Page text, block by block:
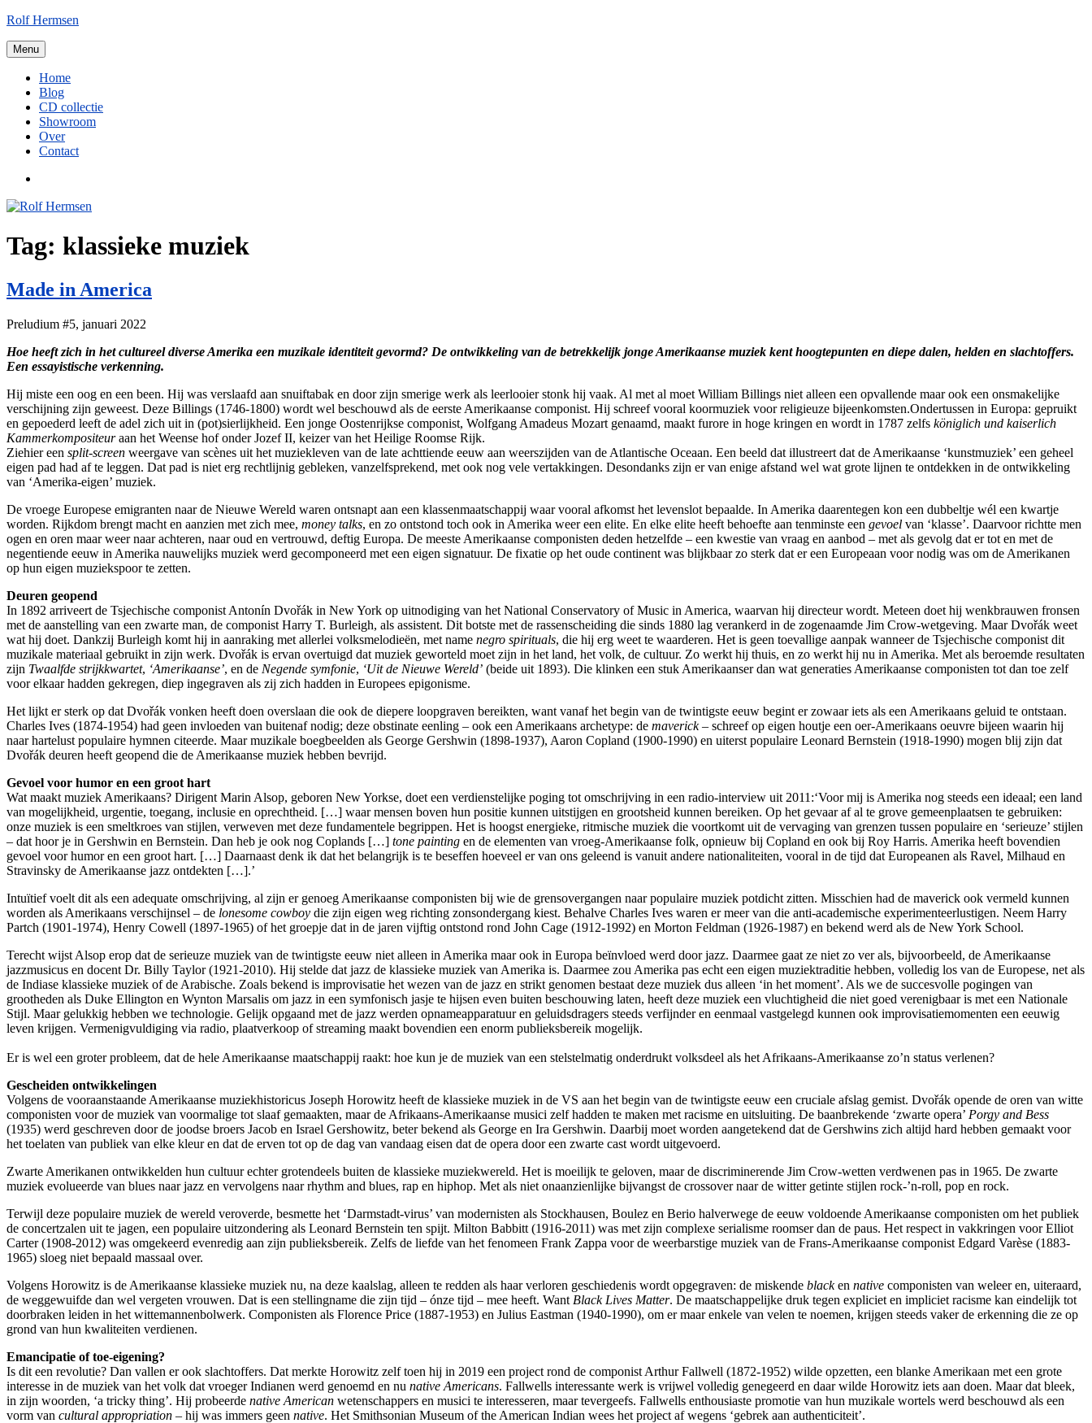
Ga
de
Rolf Hermsen
Menu
Home
Blog
CD collectie
Showroom
Over
Contact
Tag: klassieke muziek
Made in America
Preludium #5, januari 2022
Hoe heeft zich in het cultureel diverse Amerika een muzikale identiteit gevormd? De ontwikkeling van de betrekkelijk jonge Amerikaanse muziek kent hoogtepunten en diepe dalen, helden en slachtoffers.
Een essayistische verkenning.
Hij miste een oog en een been. Hij was verslaafd aan snuiftabak en door zijn smerige werk als leerlooier stonk hij vaak. Al met al moet William Billings niet alleen een opvallende maar ook een onsmakelijke
verschijning zijn geweest. Deze Billings (1746-1800) wordt wel beschouwd als de eerste Amerikaanse componist. Hij schreef vooral koormuziek voor religieuze bijeenkomsten.Ondertussen in Europa: gepruikt
en gepoederd leeft de adel zich uit in (pot)sierlijkheid. Een jonge Oostenrijkse componist, Wolfgang Amadeus Mozart genaamd, maakt furore in hoge kringen en wordt in 1787 zelfs königlich und kaiserlich
Kammerkompositeuraan het Weense hof onder Jozef II, keizer van het Heilige Roomse Rijk.
Ziehier een split-screen weergave van scènes uit het muziekleven van de late achttiende eeuw aan weerszijden van de Atlantische Oceaan. Een beeld dat illustreert dat de Amerikaanse ‘kunstmuziek’ een geheel
eigen pad had af te leggen. Dat pad is niet erg rechtlijnig gebleken, vanzelfsprekend, met ook nog vele vertakkingen. Desondanks zijn er van enige afstand wel wat grote lijnen te ontdekken in de ontwikkeling
van ‘Amerika-eigen’ muziek.
De vroege Europese emigranten naar de Nieuwe Wereld waren ontsnapt aan een klassenmaatschappij waar vooral afkomst het levenslot bepaalde. In Amerika daarentegen kon een dubbeltje wél een kwartje
worden. Rijkdom brengt macht en aanzien met zich mee, money talks, en zo ontstond toch ook in Amerika weer een elite. En elke elite heeft behoefte aan tenminste een gevoel van ‘klasse’. Daarvoor richtte men
ogen en oren maar weer naar achteren, naar oud en vertrouwd, deftig Europa. De meeste Amerikaanse componisten deden hetzelfde – een kwestie van vraag en aanbod – met als gevolg dat er tot en met de
negentiende eeuw in Amerika nauwelijks muziek werd gecomponeerd met een eigen signatuur. De fixatie op het oude continent was blijkbaar zo sterk dat er een Europeaan voor nodig was om de Amerikanen
op hun eigen muziekspoor te zetten.
Deuren geopend
In 1892 arriveert de Tsjechische componist Antonín Dvořák in New York op uitnodiging van het National Conservatory of Music in America, waarvan hij directeur wordt. Meteen doet hij wenkbrauwen fronsen
met de aanstelling van een zwarte man, de componist Harry T. Burleigh, als assistent. Dit botste met de rassenscheiding die sinds 1880 lag verankerd in de zogenaamde Jim Crow-wetgeving. Maar Dvořák weet
wat hij doet. Dankzij Burleigh komt hij in aanraking met allerlei volksmelodieën, met name negro ­spirituals, die hij erg weet te waarderen. Het is geen toevallige aanpak wanneer de Tsjechische componist dit
muzikale materiaal gebruikt in zijn werk. Dvořák is ervan overtuigd dat muziek geworteld moet zijn in het land, het volk, de cultuur. Zo werkt hij thuis, en zo werkt hij nu in Amerika. Met als beroemde resultaten
zijn Twaalfde strijkkwartet, ‘Amerikaanse’, en de Negende symfonie, ‘Uit de Nieuwe Wereld’ (beide uit 1893). Die klinken een stuk Amerikaanser dan wat generaties Amerikaanse componisten tot dan toe zelf
voor elkaar hadden gekregen, diep ingegraven als zij zich hadden in Europees epigonisme.
Het lijkt er sterk op dat Dvořák vonken heeft doen overslaan die ook de diepere loopgraven bereikten, want vanaf het begin van de twintigste eeuw begint er zowaar iets als een Amerikaans geluid te ontstaan.
Charles Ives (1874-1954) had geen invloeden van buitenaf nodig; deze obstinate eenling – ook een Amerikaans archetype: de maverick– schreef op eigen houtje een oer-Amerikaans oeuvre bijeen waarin hij
naar hartelust populaire hymnen citeerde. Maar muzikale boegbeelden als George Gershwin (1898-1937), Aaron Copland (1900-1990) en uiterst populaire Leonard Bernstein (1918-1990) mogen blij zijn dat
Dvořák deuren heeft geopend die de Amerikaanse muziek hebben bevrijd.
Gevoel voor humor en een groot hart
Wat maakt muziek Amerikaans? Dirigent Marin Alsop, geboren New Yorkse, doet een verdienstelijke poging tot omschrijving in een radio-interview uit 2011:‘Voor mij is Amerika nog steeds een ideaal; een land
van mogelijkheid, urgentie, toegang, inclusie en oprechtheid. […] waar mensen boven hun positie kunnen uitstijgen en grootsheid kunnen bereiken. Op het gevaar af al te grove gemeenplaatsen te gebruiken:
onze muziek is een smeltkroes van stijlen, verweven met deze fundamentele begrippen. Het is hoogst energieke, ritmische muziek die voortkomt uit de vervaging van grenzen tussen populaire en ‘serieuze’ stijlen
– dat hoor je in Gershwin en Bernstein. Dan heb je ook nog Coplands […] tone painting en de elementen van vroeg-Amerikaanse folk, opnieuw bij Copland en ook bij Roy Harris. Amerika heeft bovendien
gevoel voor humor en een groot hart. […] Daarnaast denk ik dat het belangrijk is te beseffen hoeveel er van ons geleend is vanuit andere nationaliteiten, vooral in de tijd dat Europeanen als Ravel, Milhaud en
Stravinsky de Amerikaanse jazz ontdekten […].’
Intuïtief voelt dit als een adequate omschrijving, al zijn er genoeg Amerikaanse componisten bij wie de grensovergangen naar populaire muziek potdicht zitten. Misschien had de maverick ook vermeld kunnen
worden als Amerikaans verschijnsel – de lonesome cowboy die zijn eigen weg richting zonsondergang kiest. Behalve Charles Ives waren er meer van die anti-­academische experimenteerlustigen. Neem Harry
Partch (1901-1974), Henry Cowell (1897-1965) of het groepje dat in de jaren vijftig ontstond rond John Cage (1912-1992) en Morton Feldman (1926-1987) en bekend werd als de New York School.
Terecht wijst Alsop erop dat de serieuze muziek van de twintigste eeuw niet alleen in Amerika maar ook in Europa beïnvloed werd door jazz. Daarmee gaat ze niet zo ver als, bijvoorbeeld, de Amerikaanse
jazzmusicus en docent Dr. Billy Taylor (1921-2010). Hij stelde dat jazz de klassieke muziek van Amerika is. Daarmee zou Amerika pas echt een eigen muziektraditie hebben, volledig los van de Europese, net als
de Indiase klassieke muziek of de Arabische. Zoals bekend is improvisatie het wezen van de jazz en strikt genomen bestaat deze muziek dus alleen ‘in het moment’. Als we de succesvolle pogingen van
grootheden als Duke Ellington en Wynton Marsalis om jazz in een symfonisch jasje te hijsen even buiten beschouwing laten, heeft deze muziek een vluchtigheid die niet goed verenigbaar is met een Nationale
Stijl. Maar gelukkig hebben we technologie. Gelijk opgaand met de jazz werden opnameapparatuur en geluidsdragers steeds verfijnder en eenmaal vastgelegd kunnen ook improvisatiemomenten een eeuwig
leven krijgen. Vermenigvuldiging via radio, plaatverkoop of streaming maakt bovendien een enorm publieksbereik mogelijk.
Er is wel een groter probleem, dat de hele Amerikaanse maatschappij raakt: hoe kun je de muziek van een stelstel­matig onderdrukt volksdeel als het Afrikaans-­Amerikaanse zo’n status verlenen?
Gescheiden ontwikkelingen
Volgens de vooraanstaande Amerikaanse muziekhistoricus Joseph Horowitz heeft de klassieke muziek in de VS aan het begin van de twintigste eeuw een cruciale afslag gemist. Dvořák opende de oren van witte
componisten voor de muziek van voormalige tot slaaf gemaakten, maar de Afrikaans-Amerikaanse musici zelf hadden te maken met racisme en uitsluiting. De baanbrekende ‘zwarte opera’ Porgy and Bess
(1935) werd geschreven door de joodse broers Jacob en Israel Gershowitz, beter bekend als George en Ira Gershwin. Daarbij moet worden aangetekend dat de Gershwins zich altijd hard hebben gemaakt voor
het toelaten van publiek van elke kleur en dat de erven tot op de dag van vandaag eisen dat de opera door een zwarte cast wordt uitgevoerd.
Zwarte Amerikanen ontwikkelden hun cultuur echter grotendeels buiten de klassieke muziekwereld. Het is moeilijk te geloven, maar de discriminerende Jim Crow-wetten verdwenen pas in 1965. De zwarte
muziek evolueerde van blues naar jazz en vervolgens naar rhythm and blues, rap en hiphop. Met als niet onaanzienlijke bijvangst de crossover naar de witter getinte stijlen rock-’n-roll, pop en rock.
Terwijl deze populaire muziek de wereld veroverde, besmette het ‘Darmstadt-virus’ van modernisten als Stockhausen, Boulez en Berio halverwege de eeuw voldoende Amerikaanse componisten om het publiek
de concertzalen uit te jagen, een populaire uitzondering als Leonard Bernstein ten spijt. Milton Babbitt (1916-2011) was met zijn complexe serialisme roomser dan de paus. Het respect in vakkringen voor Elliot
Carter (1908-2012) was omgekeerd evenredig aan zijn publieksbereik. Zelfs de liefde van het fenomeen Frank Zappa voor de weerbarstige muziek van de Frans-Amerikaanse componist Edgard Varèse (1883-
1965) sloeg niet bepaald massaal over.
Volgens Horowitz is de Amerikaanse klassieke muziek nu, na deze kaalslag, alleen te redden als haar verloren geschiedenis wordt opgegraven: de miskende blacken native componisten van weleer en, uiteraard,
de weggewuifde dan wel vergeten vrouwen. Dat is een stellingname die zijn tijd – ónze tijd – mee heeft. Want Black Lives Matter. De maatschappelijke druk tegen expliciet en impliciet racisme kan eindelijk tot
doorbraken leiden in het wittemannenbolwerk. Componisten als Florence Price (1887-1953) en Julius Eastman (1940-1990), om er maar enkele van velen te noemen, krijgen steeds vaker de erkenning die ze op
grond van hun kwaliteiten verdienen.
Emancipatie of toe-eigening?
Is dit een revolutie? Dan vallen er ook slachtoffers. Dat merkte Horowitz zelf toen hij in 2019 een project rond de componist Arthur Fallwell (1872-1952) wilde opzetten, een blanke Amerikaan met een grote
interesse in de muziek van het volk dat vroeger Indianen werd genoemd en nu native Americans. Fallwells interessante werk is vrijwel volledig genegeerd en daar wilde Horowitz iets aan doen. Maar dat bleek,
in zijn woorden, ‘a tricky thing’. Hij probeerde native American wetenschappers en musici te interesseren, maar tevergeefs. Fallwells enthousiaste promotie van hun muzikale wortels werd beschouwd als een
vorm van cultural appropriation – hij was immers geen native. Het Smithsonian Museum of the American Indian wees het project af wegens ‘gebrek aan authenticiteit’.